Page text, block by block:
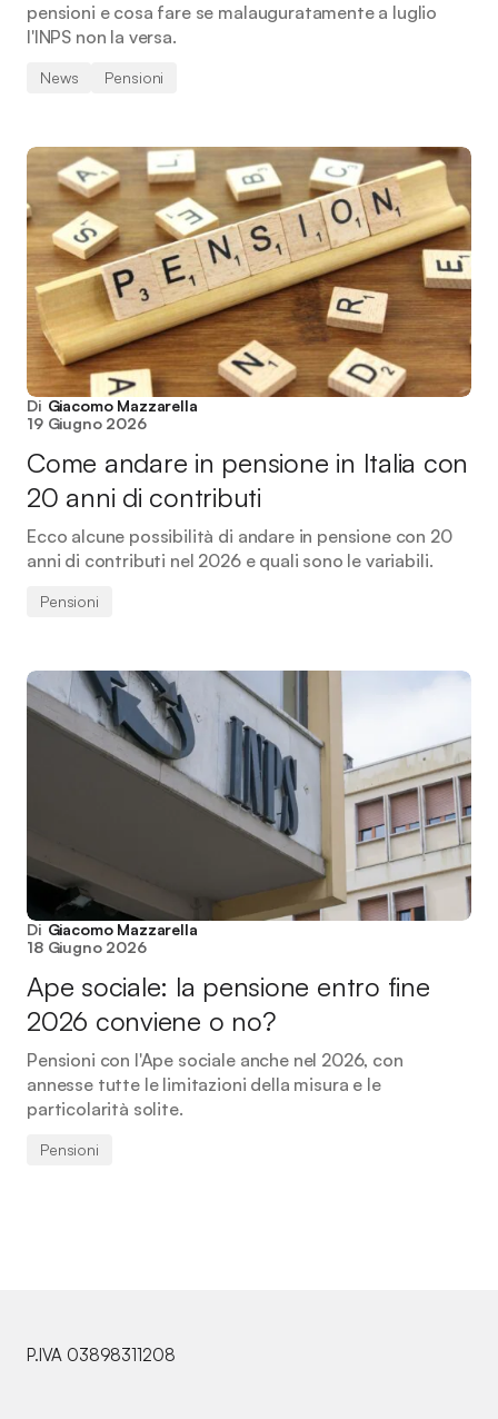
pensioni e cosa fare se malauguratamente a luglio
l'INPS non la versa.
News Pensioni
Di Giacomo Mazzarella
19 Giugno 2026
Come andare in pensione in Italia con
20 anni di contributi
Ecco alcune possibilità di andare in pensione con 20
anni di contributi nel 2026 e quali sono le variabili.
Pensioni
Di Giacomo Mazzarella
18 Giugno 2026
Ape sociale: la pensione entro fine
2026 conviene o no?
Pensioni con l'Ape sociale anche nel 2026, con
annesse tutte le limitazioni della misura e le
particolarità solite.
Pensioni
P.IVA 03898311208